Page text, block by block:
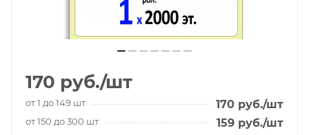
170 руб./шт
от 1 до 149 шт 170 руб./шт
от 150 до 300 шт 159 руб./шт